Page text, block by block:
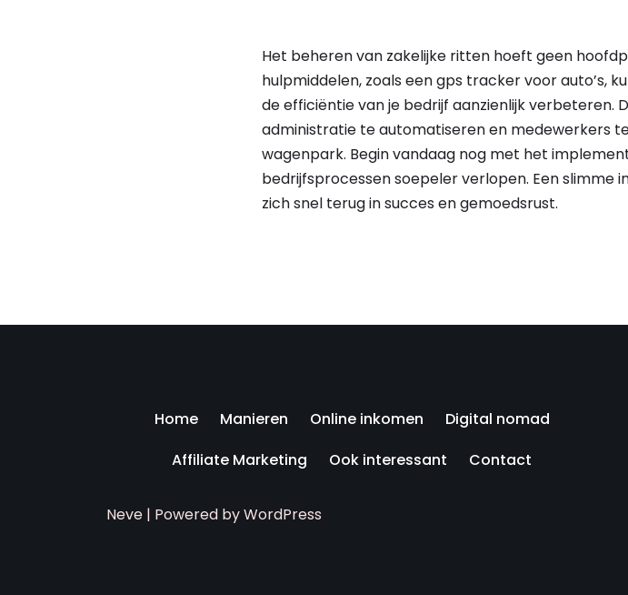
Het beheren van zakelijke ritten hoeft geen
hulpmiddelen, zoals een gps tracker voor auto’s,
de efficiëntie van je bedrijf aanzienlijk
administratie te automatiseren en medewerkers
wagenpark. Begin vandaag nog met het
bedrijfsprocessen soepeler verlopen. Een slimme
zich snel terug in succes en gemoedsrust.
Home Manieren Online inkomen
Digital nomad
Affiliate Marketing
Ook interessant Contact
Neve | Powered byWordPress